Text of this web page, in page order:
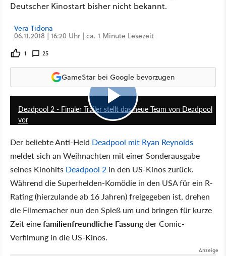
Deutscher Kinostart bisher nicht bekannt.
Vera Tidona
06.11.2018 | 16:20 Uhr | ca. 1 Minute Lesezeit
1 25
GameStar bei Google bevorzugen
2:21
Deadpool 2 - Finaler Trailer stellt das neue Team von Deadpool
vor
Der beliebte Anti-Held Deadpool mit Ryan Reynolds
meldet sich an Weihnachten mit einer Sonderausgabe
seines Kinohits Deadpool 2 in den US-Kinos zurück.
Während die Superhelden-Komödie in den USA für ein R-
Rating (hierzulande ab 16 Jahren) freigegeben ist, drehen
die Filmemacher nun den Spieß um und bringen für kurze
Zeit einefamilienfreundliche Fassungder Comic-
Verfilmung in die US-Kinos.